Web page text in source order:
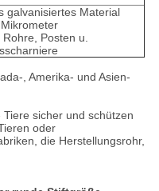
galvanisiertes Material
Posten u.
, Amerika- und Asien-
sicher und schützen
oder
die Herstellungsrohr,